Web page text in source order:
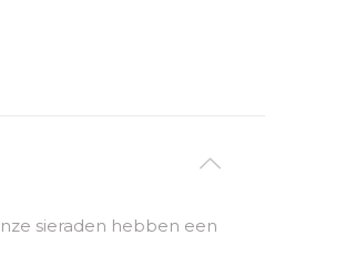
sieraden hebben een